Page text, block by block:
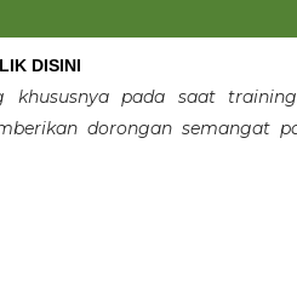
DISINI
khususnya pada saat
dorongan semangat